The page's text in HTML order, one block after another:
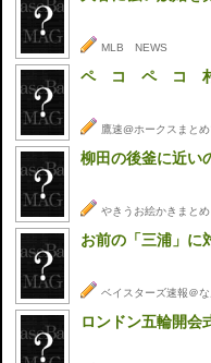
MLB NEWS
ペ コ ペ コ
鷹速@ホークスまと
柳田の後釜に近い
やきうお絵かきまとめ
お前の「三浦」に
ベイスターズ速報＠
ロンドン五輪開会